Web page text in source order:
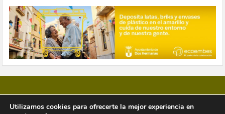
Utilizamos cookies para ofrecerte la mejor experiencia en